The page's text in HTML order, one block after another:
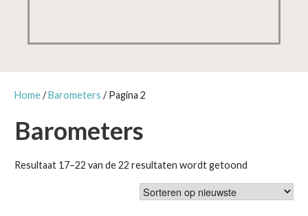
Home/Barometers / Pagina 2
Barometers
Resultaat 17–22 van de 22 resultaten wordt getoondGesorteerd
op
nieuwste